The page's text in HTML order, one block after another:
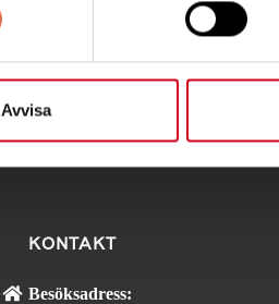
Avvisa
KONTAKT
Besöksadress: